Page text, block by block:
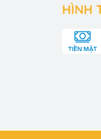
HÌNH